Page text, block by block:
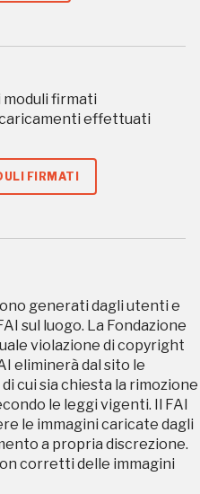
moduli firmati
effettuati
FIRMATI
generati dagli utenti e
sul luogo. La Fondazione
violazione di copyright
eliminerà dal sito le
cui sia chiesta la rimozione
le leggi vigenti. Il FAI
le immagini caricate dagli
a propria discrezione.
corretti delle immagini
newsletter
più vicini e gli eventi
e cultura nell'Italia
AL FAI
riservate agli iscritti